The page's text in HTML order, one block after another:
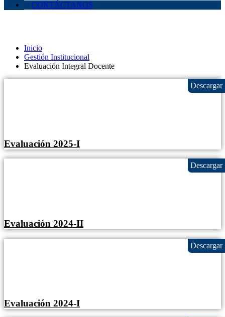
CONTÁCTANOS
Inicio
Gestión Institucional
Evaluación Integral Docente
Evaluación 2025-I
Evaluación 2024-II
Evaluación 2024-I